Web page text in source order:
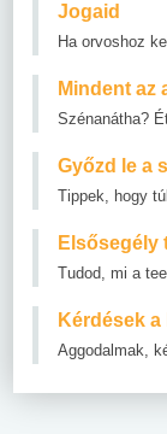
Jogaid
Ha orvoshoz
Mindent az
Szénanátha?
Győzd le a
Tippek, hogy
Elsősegély
Tudod, mi a
Kérdések
Aggodalmak,